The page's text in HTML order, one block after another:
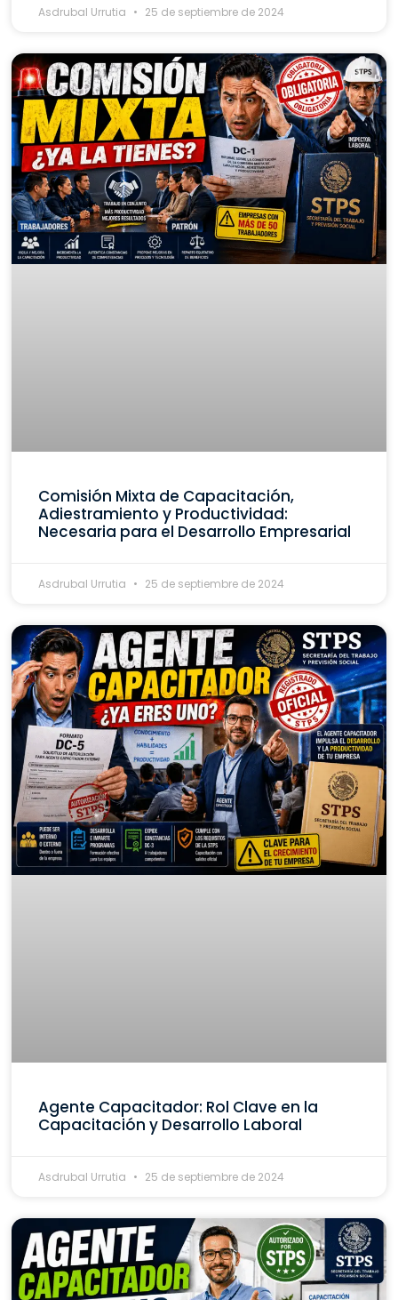
Asdrubal Urrutia 25 de septiembre de 2024
Comisión Mixta de Capacitación,
Adiestramiento y Productividad:
Necesaria para el Desarrollo Empresarial
Asdrubal Urrutia 25 de septiembre de 2024
Agente Capacitador: Rol Clave en la
Capacitación y Desarrollo Laboral
Asdrubal Urrutia 25 de septiembre de 2024